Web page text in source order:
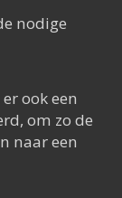
nodige
ook een
om zo de
naar een